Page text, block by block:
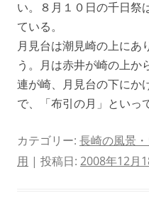
い。８月１０日の千日祭
ている。
月見台は潮見崎の上にあ
う。月は赤井が崎の上か
連が崎、月見台の下にか
で、「布引の月」といっ
カテゴリー: 長崎の風景・
用 | 投稿日: 2008年12月